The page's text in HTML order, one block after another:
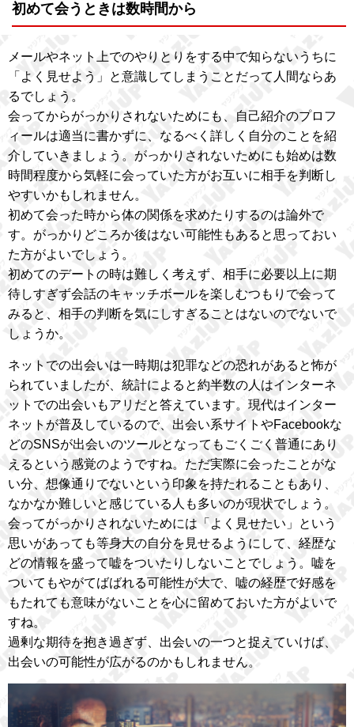
初めて会うときは数時間から
メールやネット上でのやりとりをする中で知らないうちに
「よく見せよう」と意識してしまうことだって人間ならあ
るでしょう。
会ってからがっかりされないためにも、自己紹介のプロフ
ィールは適当に書かずに、なるべく詳しく自分のことを紹
介していきましょう。がっかりされないためにも始めは数
時間程度から気軽に会っていた方がお互いに相手を判断し
やすいかもしれません。
初めて会った時から体の関係を求めたりするのは論外で
す。がっかりどころか後はない可能性もあると思っておい
た方がよいでしょう。
初めてのデートの時は難しく考えず、相手に必要以上に期
待しすぎず会話のキャッチボールを楽しむつもりで会って
みると、相手の判断を気にしすぎることはないのでないで
しょうか。
ネットでの出会いは一時期は犯罪などの恐れがあると怖が
られていましたが、統計によると約半数の人はインターネ
ットでの出会いもアリだと答えています。現代はインター
ネットが普及しているので、出会い系サイトやFacebookな
どのSNSが出会いのツールとなってもごくごく普通にあり
えるという感覚のようですね。ただ実際に会ったことがな
い分、想像通りでないという印象を持たれることもあり、
なかなか難しいと感じている人も多いのが現状でしょう。
会ってがっかりされないためには「よく見せたい」という
思いがあっても等身大の自分を見せるようにして、経歴な
どの情報を盛って嘘をついたりしないことでしょう。嘘を
ついてもやがてばばれる可能性が大で、嘘の経歴で好感を
もたれても意味がないことを心に留めておいた方がよいで
すね。
過剰な期待を抱き過ぎず、出会いの一つと捉えていけば、
出会いの可能性が広がるのかもしれません。